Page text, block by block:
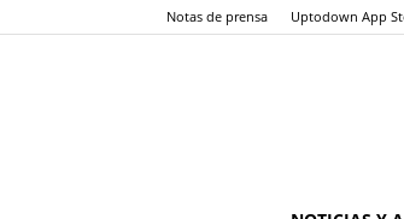
Notas de prensa Uptodown App